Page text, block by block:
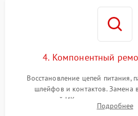
4. Компонентный
Восстановление цепей питания,
шлейфов и контактов. Замена
неисправной ИК-подсветки или
очистка плат и удалениеПодробнее